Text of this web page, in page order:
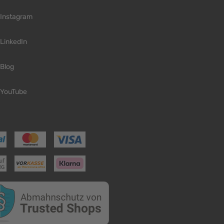
Instagram
LinkedIn
Blog
YouTube